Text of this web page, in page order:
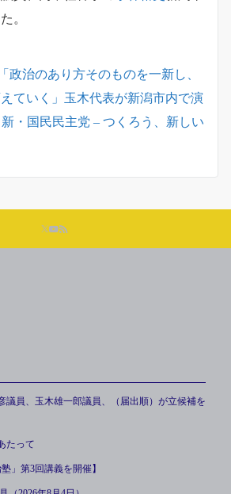
。
政治のあり方そのものを一新し、
ていく」玉木代表が新潟市内で演
新・国民民主党 – つくろう、新しい
議員、玉木雄一郎議員、（届出順）が立候補を
たって
」第3回講義を開催】